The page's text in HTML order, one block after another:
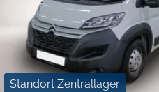
Standort Zentrallager